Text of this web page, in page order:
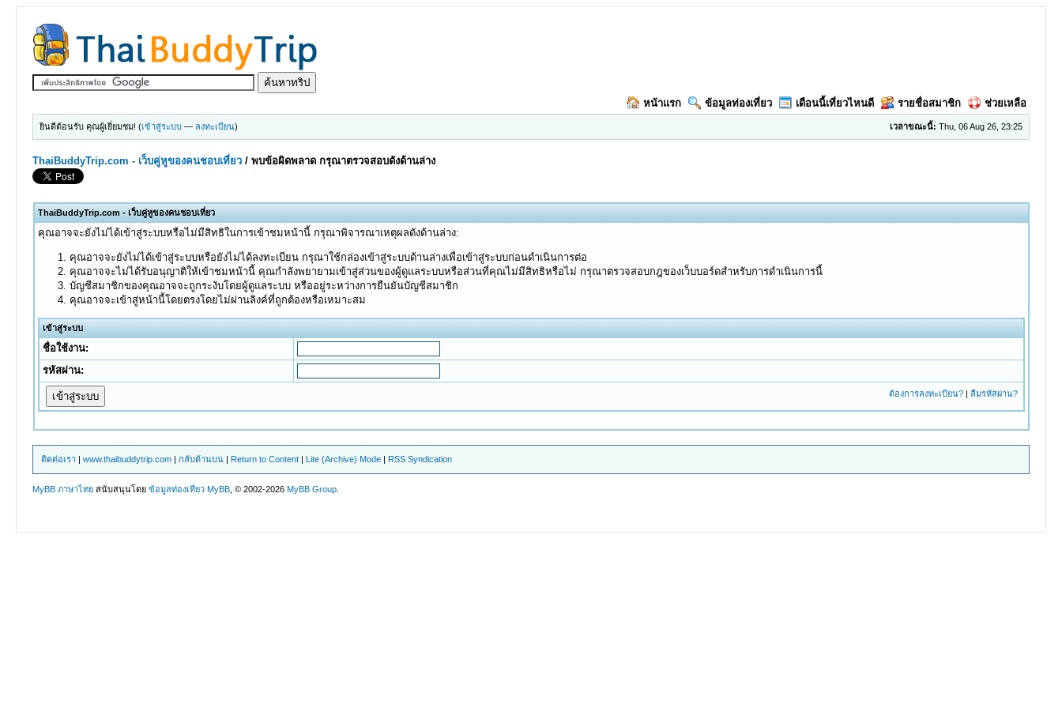
หน้าแรก ข้อมูลท่องเที่ยว เดือนนี้เที่ยวไหนดี รายชื่อสมาชิก ช่วยเหลือ
เวลาขณะนี้: Thu, 06 Aug 26, 23:25
ยินดีต้อนรับ คุณผู้เยี่ยมชม! (เข้าสู่ระบบ — ลงทะเบียน)
ThaiBuddyTrip.com - เว็บคู่หูของคนชอบเที่ยว /พบข้อผิดพลาด กรุณาตรวจสอบดังด้านล่าง
ThaiBuddyTrip.com - เว็บคู่หูของคนชอบเที่ยว
คุณอาจจะยังไม่ได้เข้าสู่ระบบหรือไม่มีสิทธิในการเข้าชมหน้านี้ กรุณาพิจารณาเหตุผลดังด้านล่าง:
คุณอาจจะยังไม่ได้เข้าสู่ระบบหรือยังไม่ได้ลงทะเบียน กรุณาใช้กล่องเข้าสู่ระบบด้านล่างเพื่อเข้าสู่ระบบก่อนดำเนินการต่อ
คุณอาจจะไม่ได้รับอนุญาติให้เข้าชมหน้านี้ คุณกำลังพยายามเข้าสู่ส่วนของผู้ดูแลระบบหรือส่วนที่คุณไม่มีสิทธิหรือไม่ กรุณาตรวจสอบกฎของเว็บบอร์ดสำหรับการดำเนินการนี้
บัญชีสมาชิกของคุณอาจจะถูกระงับโดยผู้ดูแลระบบ หรืออยู่ระหว่างการยืนยันบัญชีสมาชิก
คุณอาจจะเข้าสู่หน้านี้โดยตรงโดยไม่ผ่านลิงค์ที่ถูกต้องหรือเหมาะสม
เข้าสู่ระบบ
ชื่อใช้งาน:
รหัสผ่าน:
ต้องการลงทะเบียน?| ลืมรหัสผ่าน?
ติดต่อเรา |www.thaibuddytrip.com |กลับด้านบน | Return to Content | Lite (Archive) Mode | RSS Syndication
MyBB ภาษาไทย สนับสนุนโดยข้อมูลท่องเที่ยว MyBB , © 2002-2026MyBB Group